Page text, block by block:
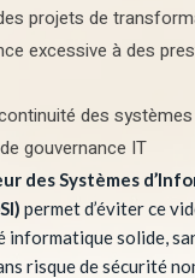
projets de
excessive à des
des
gouvernance IT
des Systèmes
permet d’éviter ce
informatique solide,
risque de sécurité